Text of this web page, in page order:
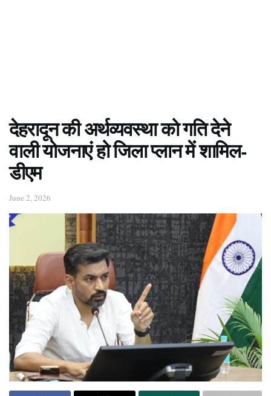
देहरादून की अर्थव्यवस्था को गति देने
वाली योजनाएं हो जिला प्लान में शामिल-
डीएम
June 2, 2026